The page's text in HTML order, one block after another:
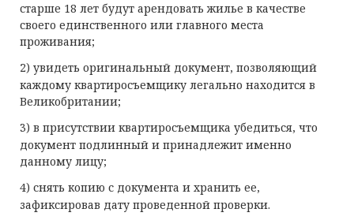
старше 18 лет будут арендовать жилье в качестве
своего единственного или главного места
проживания;
2) увидеть оригинальный документ, позволяющий
каждому квартиросъемщику легально находится в
Великобритании;
3) в присутствии квартиросъемщика убедиться, что
документ подлинный и принадлежит именно
данному лицу;
4) снять копию с документа и хранить ее,
зафиксировав дату проведенной проверки.